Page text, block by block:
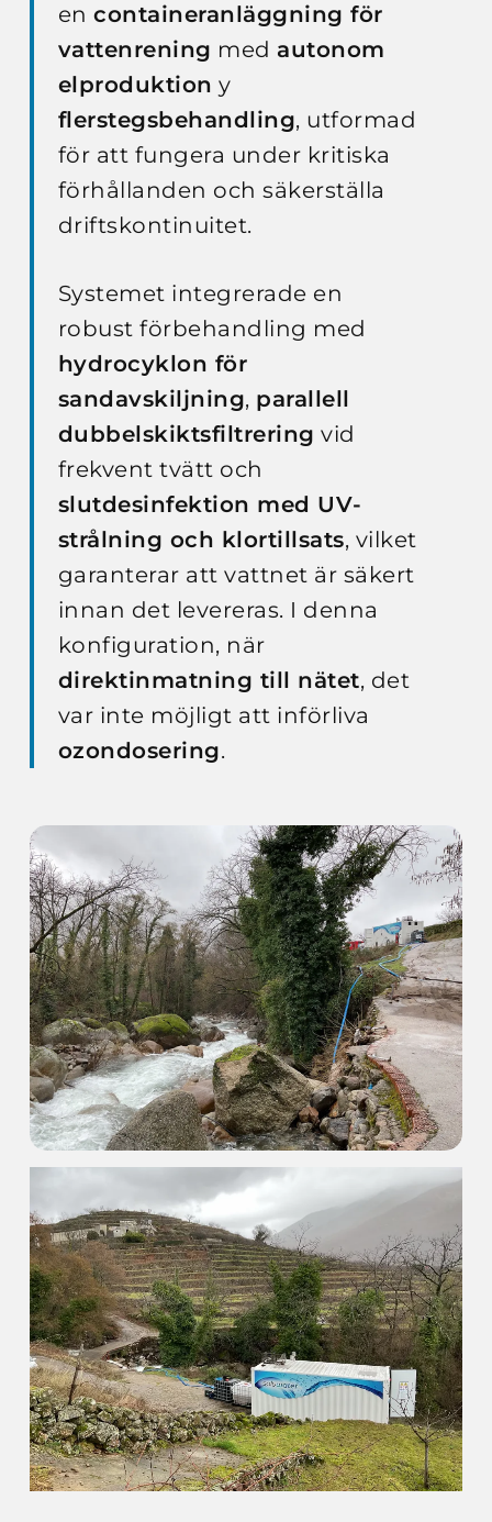
encontaineranläggning för
vattenrening med autonom
elproduktion y
flerstegsbehandling, utformad
för att fungera under kritiska
förhållanden och säkerställa
driftskontinuitet.
Systemet integrerade en
robust förbehandling med
hydrocyklon för
sandavskiljning, parallell
dubbelskiktsfiltrering vid
frekvent tvätt och
slutdesinfektion med UV-
strålning och klortillsats, vilket
garanterar att vattnet är säkert
innan det levereras. I denna
konfiguration, när
direktinmatning till nätet, det
var inte möjligt att införliva
ozondosering.